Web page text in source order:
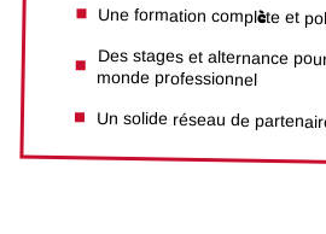
Une formation complète et
Des stages et alternance
monde professionnel
Un solide réseau de